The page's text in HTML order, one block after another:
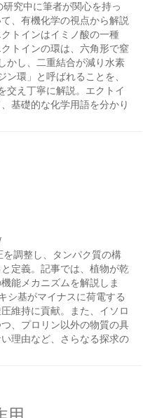
究中に筆者が関心を持っ
、有機化学の視点から解説
トインはイミノ酸の一種
トインの環は、六角形で窒
かし、二重結合が減り水素
環」と呼ばれることを、
交え丁寧に解説。エクトイ
基礎的な化学用語を分かり
を調整し、タンパク質の構
定義。記事では、植物が乾
能メカニズムを解説しま
シ基がマイナスに荷電する
維持に貢献。また、イソロ
、プロリン以外の物質の具
理由など、さらなる探求の